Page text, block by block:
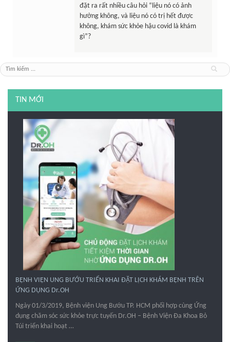
đặt ra rất nhiều câu hỏi “liệu nó có ảnh
hưởng không, và liệu nó có trị hết được
không, khám sức khỏe hậu covid là khám
gì”?
TIN MỚI
BỆNH VIỆN UNG BƯỚU TRIỂN KHAI ĐẶT LỊCH KHÁM BỆNH TRÊN
ỨNG DỤNG Dr.OH
Ngày 01/3/2019, Bệnh viện Ung Bướu TP. HCM phối hợp cùng Ứng
dụng chăm sóc sức khỏe trực tuyến Dr.OH – Bệnh Viện Đa Khoa Bỏ
Túi triển khai hoạt …